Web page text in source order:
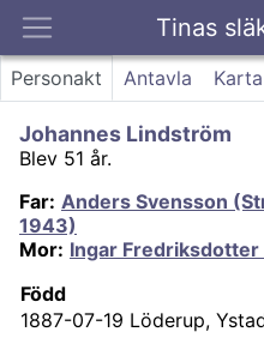
Tinas
Kontakt
Personakt Antavla Karta
Johannes Lindström
Blev 51 år.
Far: Anders Svensson
1943)
Mor: Ingar
Född
1887-07-19 Löderup,